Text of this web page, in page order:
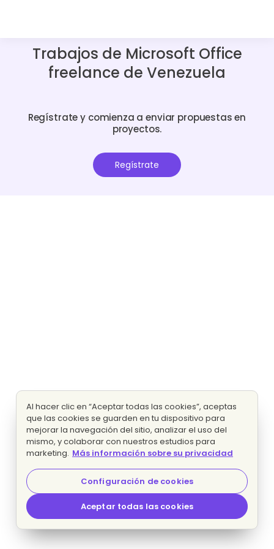
Trabajos de Microsoft Office
freelance de Venezuela
Regístrate y comienza a enviar propuestas en
proyectos.
Regístrate
Al hacer clic en “Aceptar todas las cookies”, aceptas
que las cookies se guarden en tu dispositivo para
mejorar la navegación del sitio, analizar el uso del
mismo, y colaborar con nuestros estudios para
marketing. Más información sobre su privacidad
Configuración de cookies
Aceptar todas las cookies